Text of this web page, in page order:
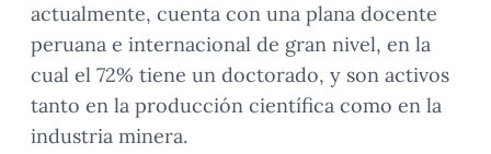
actualmente, cuenta con una plana docente
peruana e internacional de gran nivel, en la
cual el 72% tiene un doctorado, y son activos
tanto en la producción científica como en la
industria minera.